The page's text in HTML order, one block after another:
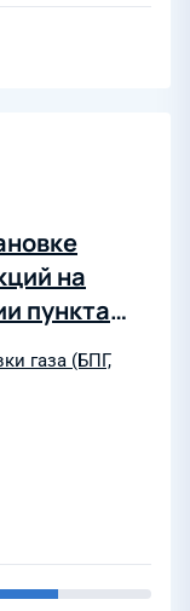
на
пункта
газа (БПГ,